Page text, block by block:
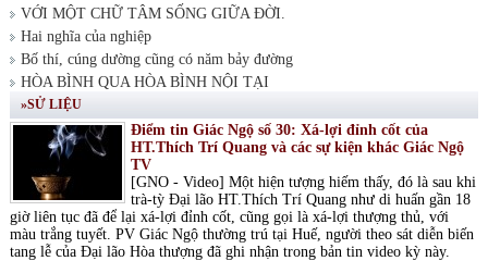
VỚI MỘT CHỮ TÂM SỐNG GIỮA ĐỜI.
Hai nghĩa của nghiệp
Bố thí, cúng dường cũng có năm bảy đường
HÒA BÌNH QUA HÒA BÌNH NỘI TẠI
»SỬ LIỆU
Điểm tin Giác Ngộ số 30: Xá-lợi đỉnh cốt của
HT.Thích Trí Quang và các sự kiện khác Giác Ngộ
TV
[GNO - Video] Một hiện tượng hiếm thấy, đó là sau khi
trà-tỳ Đại lão HT.Thích Trí Quang như di huấn gần 18
giờ liên tục đã để lại xá-lợi đỉnh cốt, cũng gọi là xá-lợi thượng thủ, với
màu trắng tuyết. PV Giác Ngộ thường trú tại Huế, người theo sát diễn biến
tang lễ của Đại lão Hòa thượng đã ghi nhận trong bản tin video kỳ này.